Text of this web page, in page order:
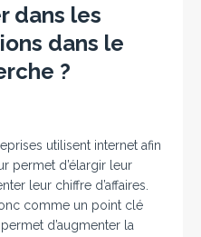
dans les
dans le
?
utilisent internet afin
permet d’élargir leur
leur chiffre d’affaires.
comme un point clé
d’augmenter la